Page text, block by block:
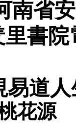
南省
書院
易道
花源